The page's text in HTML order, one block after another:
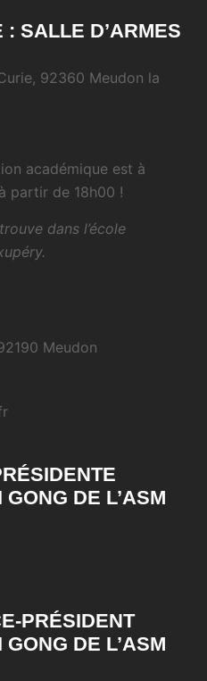
: SALLE D’ARMES
92360 Meudon la
académique est à
partir de 18h00 !
dans l’école
Meudon
DE L’ASM
PRÉSIDENT
DE L’ASM